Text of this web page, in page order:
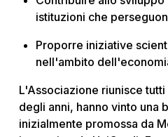
istituzioni che
Proporre iniziative
nell'ambito
L'Associazione riunisce
degli anni, hanno vinto una
inizialmente promossa da